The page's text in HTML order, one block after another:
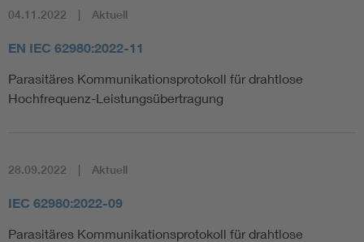
04.11.2022 Aktuell
EN IEC 62980:2022-11
Parasitäres Kommunikationsprotokoll für drahtlose
Hochfrequenz-Leistungsübertragung
28.09.2022 Aktuell
IEC 62980:2022-09
Parasitäres Kommunikationsprotokoll für drahtlose